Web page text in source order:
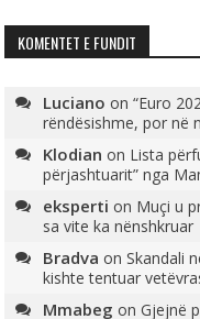
KOMENTET E FUNDIT
Luciano on“Euro
rëndësishme, por në
Klodian on Lista
përjashtuarit” nga
eksperti on Muçi u
sa vite ka nënshkruar
Bradva onSkandali
kishte tentuar
Mmabeg onGjejnë